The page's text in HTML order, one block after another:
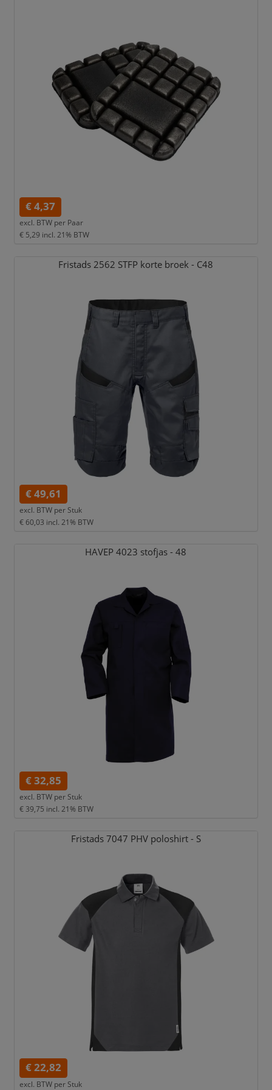
€ 4,37
excl. BTW per Paar
€ 5,29 incl. 21% BTW
Fristads 2562 STFP korte broek - C48
€ 49,61
excl. BTW per Stuk
€ 60,03 incl. 21% BTW
HAVEP 4023 stofjas - 48
€ 32,85
excl. BTW per Stuk
€ 39,75 incl. 21% BTW
Fristads 7047 PHV poloshirt - S
€ 22,82
excl. BTW per Stuk